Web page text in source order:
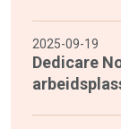
2025-09-19
Dedicare